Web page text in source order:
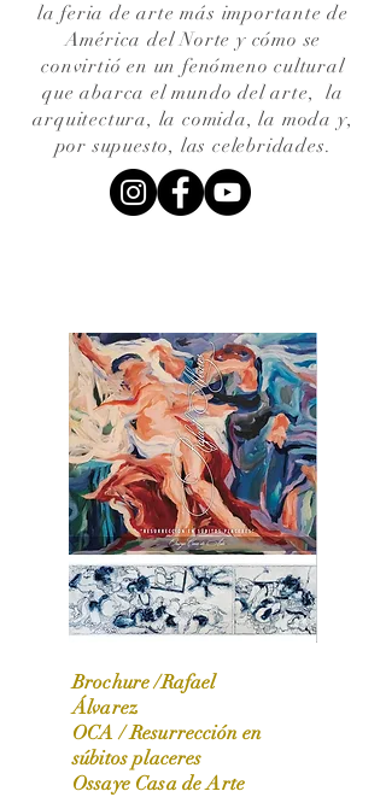
la feria de arte más importante de
América del Norte y cómo se
convirtió en un fenómeno cultural
que abarca el mundo del arte,la
arquitectura, la comida, la moda y,
por supuesto, las celebridades.
OCA|News 31 / Marzo-Abril / 2024
Brochure /Rafael
Álvarez
OCA /Resurrección en
súbitos placeres
Ossaye Casa de Arte